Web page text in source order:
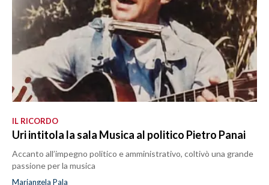
IL RICORDO
Uri intitola la sala Musica al politico Pietro Panai
Accanto all’impegno politico e amministrativo, coltivò una grande
passione per la musica
Mariangela Pala